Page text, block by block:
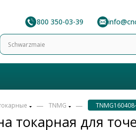
8 800 350-03-39
токарная для
— TNMG —